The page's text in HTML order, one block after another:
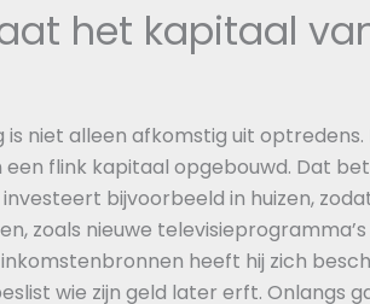
het kapitaal
is niet alleen afkomstig uit
flink kapitaal opgebouwd. Dat
bijvoorbeeld in huizen,
zoals nieuwe
heeft hij zich
wie zijn geld later erft. Onlangs